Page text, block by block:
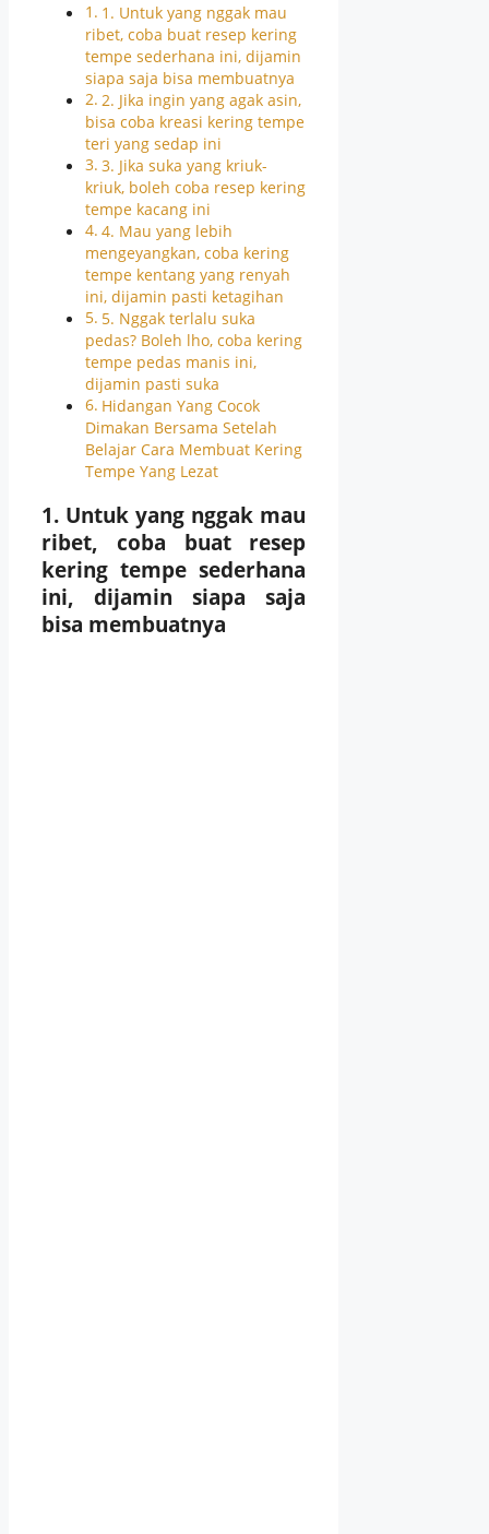
1. Untuk yang nggak mau
ribet, coba buat resep kering
tempe sederhana ini, dijamin
siapa saja bisa membuatnya
2. Jika ingin yang agak asin,
bisa coba kreasi kering tempe
teri yang sedap ini
3. Jika suka yang kriuk-
kriuk, boleh coba resep kering
tempe kacang ini
4. Mau yang lebih
mengeyangkan, coba kering
tempe kentang yang renyah
ini, dijamin pasti ketagihan
5. Nggak terlalu suka
pedas? Boleh lho, coba kering
tempe pedas manis ini,
dijamin pasti suka
Hidangan Yang Cocok
Dimakan Bersama Setelah
Belajar Cara Membuat Kering
Tempe Yang Lezat
1. Untuk yang nggak mau
ribet, coba buat resep
kering tempe sederhana
ini, dijamin siapa saja
bisa membuatnya